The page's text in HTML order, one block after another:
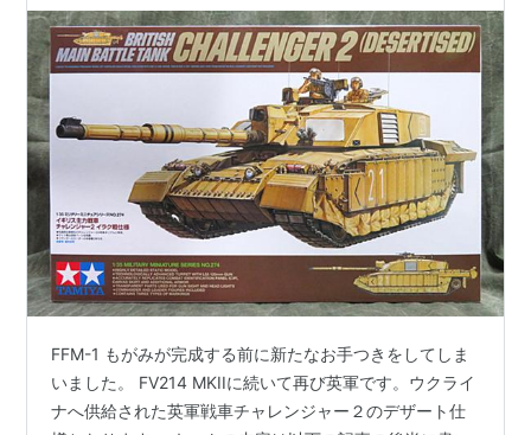
FFM-1 もがみが完成する前に新たなお手つきをしてしま
いました。 FV214 MKIIに続いて再び英軍です。ウクライ
ナへ供給された英軍戦車チャレンジャー２のデザート仕